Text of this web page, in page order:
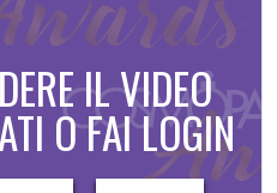
IL VIDEO
O FAI LOGIN